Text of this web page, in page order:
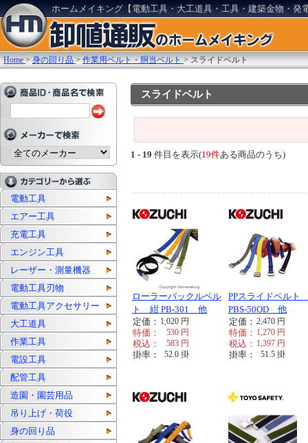
ホームメイキング【電動工具・大工道具・工具・建築金物・発
Home >身の回り品 >作業用ベルト・胴当ベルト >スライドベルト
電動工具
エアー工具
充電工具
エンジン工具
レーザー・測量機器
電動工具刃物
電動工具アクセサリー
大工道具
作業工具
電設工具
配管工具
造園・園芸用品
吊り上げ・荷役
身の回り品
スライドベルト
1 - 19 件目を表示(19件ある商品のうち)
ローラーバックルベル
ト 紺 PB-301 他
定価： 1,020 円
特価： 530 円
税込： 583 円
掛率： 52.0 掛
PPスライドベルト
PBS-50OD 他
定価： 2,470 円
特価： 1,270 円
税込： 1,397 円
掛率： 51.5 掛